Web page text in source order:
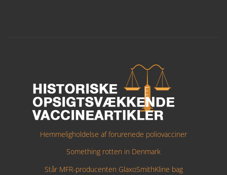
Hemmeligholdelse af forurenede poliovacciner
Something rotten in Denmark
Står MFR-producenten GlaxoSmithKline bag